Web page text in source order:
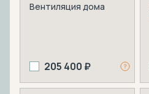
Вентиляция дома
205 400 ₽